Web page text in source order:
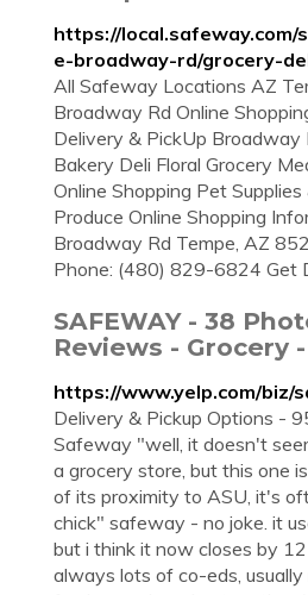
https://
e-broadway-rd/grocery-
All Safeway Locations AZ
Broadway Rd Online
Delivery & PickUp Broadway
Bakery Deli Floral Grocery
Online Shopping Pet
Produce Online Shopping
Broadway Rd Tempe, AZ
Phone: (480) 829-6824 Get
SAFEWAY - 38
Reviews - Grocery
https://www.yelp.com/biz/
Delivery & Pickup Options -
Safeway "well, it doesn't
a grocery store, but this one
of its proximity to ASU, it's
chick" safeway - no joke. it
but i think it now closes by
always lots of co-eds,